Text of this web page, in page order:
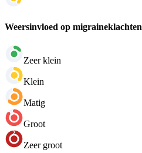
Weersinvloed op migraineklachten
Zeer klein
Klein
Matig
Groot
Zeer groot